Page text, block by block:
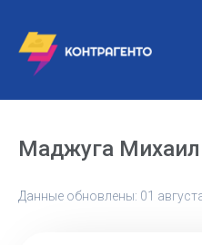
Маджуга
Данные обновлены: 01